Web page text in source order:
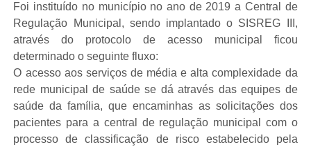
Foi instituído no município no ano de 2019 a Central de
Regulação Municipal, sendo implantado o SISREG III,
através do protocolo de acesso municipal ficou
determinado o seguinte fluxo:
O acesso aos serviços de média e alta complexidade da
rede municipal de saúde se dá através das equipes de
saúde da família, que encaminhas as solicitações dos
pacientes para a central de regulação municipal com o
processo de classificação de risco estabelecido pela